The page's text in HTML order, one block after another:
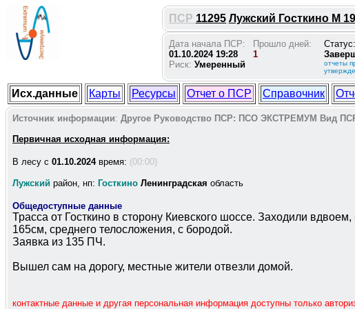
ПСР 11295 Лужский Госткино М
Дата начала ПСР:
01.10.2024 19:28
Риск: Умеренный
Прошло дней:
1
Статус:
отчеты
Исх.данные Карты Ресурсы Отчет о ПСР Справочник
Источник информации: Другое Руководство ПСР: ПСО ЭКСТРЕМУМ Вид
Первичная исходная информация:
В лесу c 01.10.2024время: (00:00)
Лужский район, нп: Госткино Ленинградская область
Общедоступные данные
Трасса от Госткино в сторону Киевского шоссе. Заходили
165см, среднего телосложения, с бородой.
Заявка из 135 ПЧ.
Вышел сам на дорогу, местные жители отвезли домой.
контактные данные и другая персональная информация доступны только